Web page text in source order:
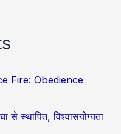
Fire: Obedience
से स्थापित, विश्वासयोग्यता